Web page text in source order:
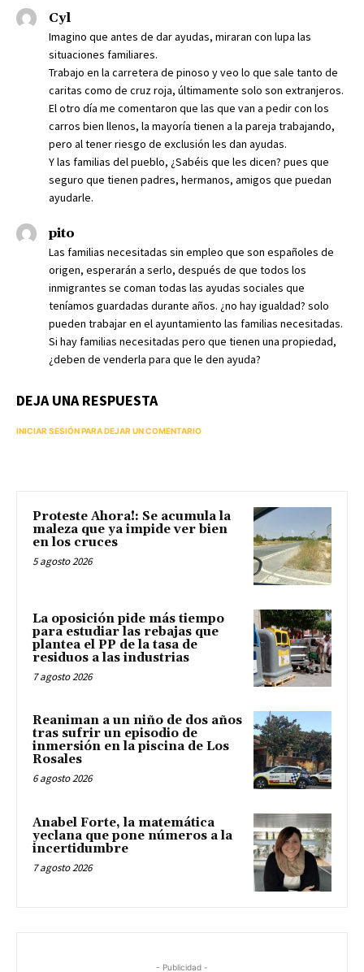
Cyl
Imagino que antes de dar ayudas, miraran con lupa las
situaciones familiares.
Trabajo en la carretera de pinoso y veo lo que sale tanto de
caritas como de cruz roja, últimamente solo son extranjeros.
El otro día me comentaron que las que van a pedir con los
carros bien llenos, la mayoría tienen a la pareja trabajando,
pero al tener riesgo de exclusión les dan ayudas.
Y las familias del pueblo, ¿Sabéis que les dicen? pues que
seguro que tienen padres, hermanos, amigos que puedan
ayudarle.
pito
Las familias necesitadas sin empleo que son españoles de
origen, esperarán a serlo, después de que todos los
inmigrantes se coman todas las ayudas sociales que
teníamos guardadas durante años. ¿no hay igualdad? solo
pueden trabajar en el ayuntamiento las familias necesitadas.
Si hay familias necesitadas pero que tienen una propiedad,
¿deben de venderla para que le den ayuda?
DEJA UNA RESPUESTA
INICIAR SESIÓN PARA DEJAR UN COMENTARIO
Proteste Ahora!: Se acumula la
maleza que ya impide ver bien
en los cruces
5 agosto 2026
La oposición pide más tiempo
para estudiar las rebajas que
plantea el PP de la tasa de
residuos a las industrias
7 agosto 2026
Reaniman a un niño de dos años
tras sufrir un episodio de
inmersión en la piscina de Los
Rosales
6 agosto 2026
Anabel Forte, la matemática
yeclana que pone números a la
incertidumbre
7 agosto 2026
- Publicidad -